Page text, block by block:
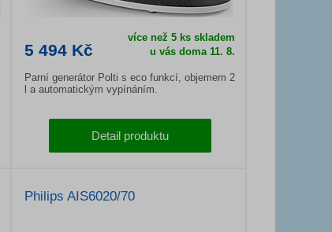
5 494 Kč
více než 5 ks skladem
u vás doma 11. 8.
Parní generátor Polti s eco funkcí, objemem 2
l a automatickým vypínáním.
Detail produktu
Philips AIS6020/70